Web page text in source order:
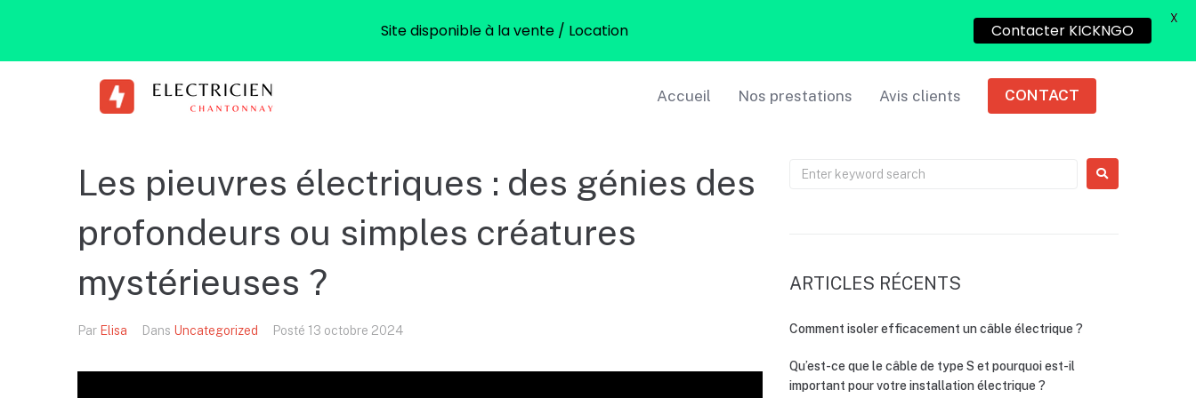
Accueil Nos prestations Avis clients CONTACT
Les pieuvres électriques : des génies des
profondeurs ou simples créatures
mystérieuses ?
Par Elisa Dans Uncategorized Posté 13 octobre 2024
ARTICLES RÉCENTS
Comment isoler efficacement un câble électrique ?
Qu’est-ce que le câble de type S et pourquoi est-il
important pour votre installation électrique ?
Site disponible à la vente / Location Contacter KICKNGO
X